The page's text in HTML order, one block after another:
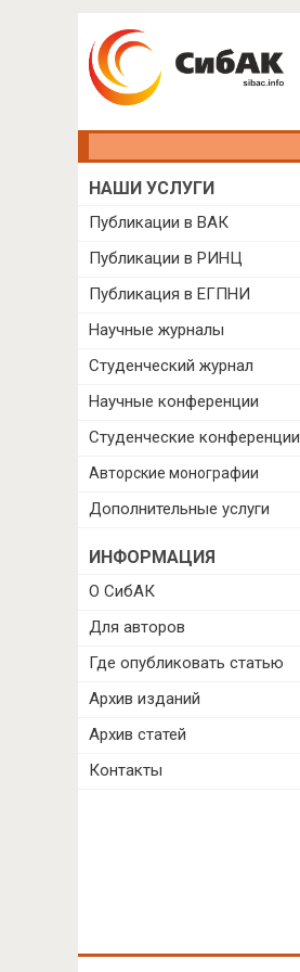
НАШИ УСЛУГИ
Публикации в ВАК
Публикации в РИНЦ
Публикация в ЕГПНИ
Научные журналы
Студенческий журнал
Научные конференции
Студенческие конференции
Авторские монографии
Дополнительные услуги
ИНФОРМАЦИЯ
О СибАК
Для авторов
Где опубликовать статью
Архив изданий
Архив статей
Контакты